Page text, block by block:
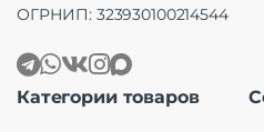
ОГРНИП: 323930100214544
Категории товаров